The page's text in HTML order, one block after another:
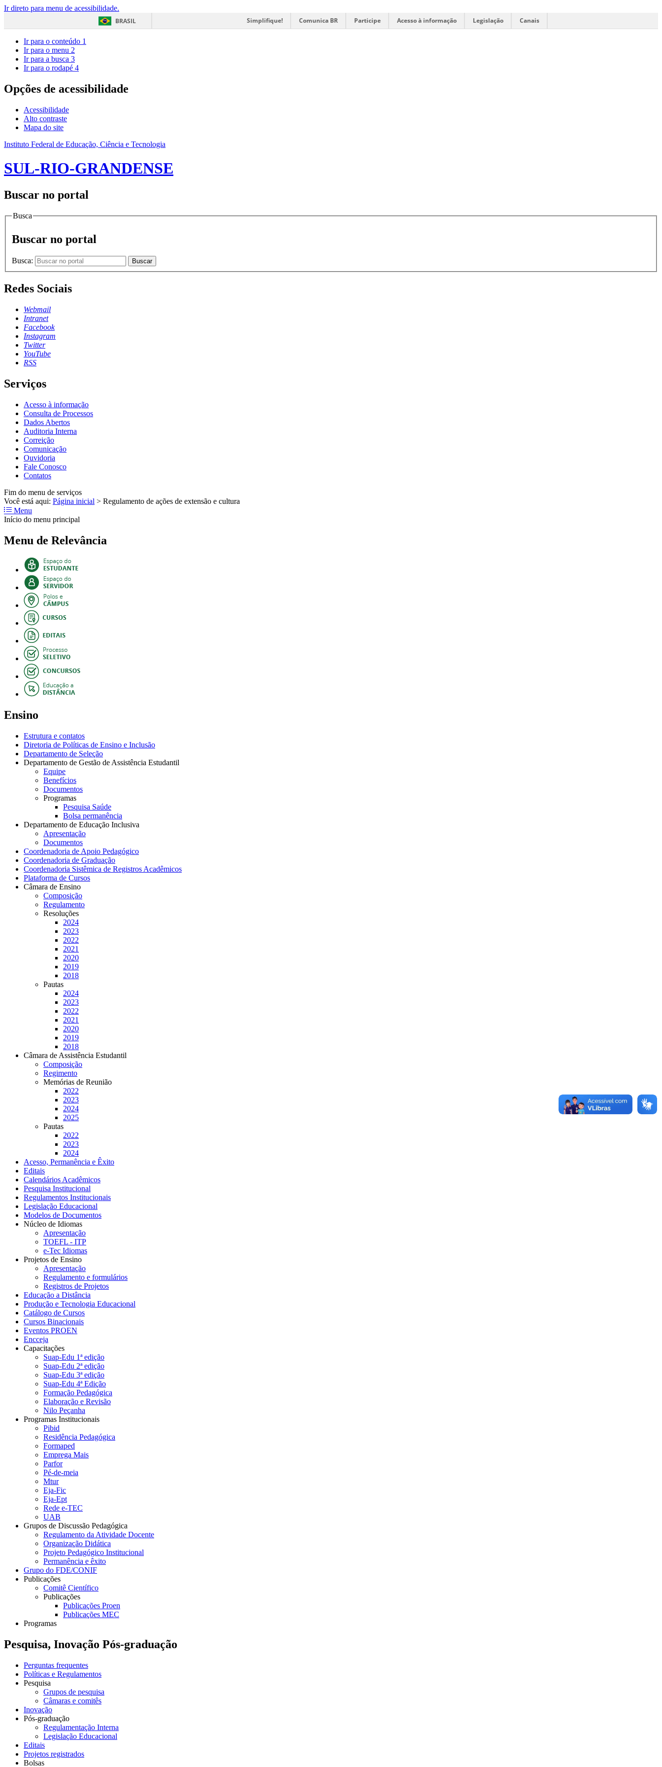
Ir direto para menu de acessibilidade.
BRASIL
Simplifique! Comunica BR Participe Acesso à informação Legislação Canais
Ir para o conteúdo 1
Ir para o menu 2
Ir para a busca 3
Ir para o rodapé 4
Opções de acessibilidade
Acessibilidade
Alto contraste
Mapa do site
Instituto Federal de Educação, Ciência e Tecnologia
SUL-RIO-GRANDENSE
Buscar no portal
Busca
Buscar no portal
Busca: Buscar
Redes Sociais
Webmail
Intranet
Facebook
Instagram
Twitter
YouTube
RSS
Serviços
Acesso à informação
Consulta de Processos
Dados Abertos
Auditoria Interna
Correição
Comunicação
Ouvidoria
Fale Conosco
Contatos
Fim do menu de serviços
Você está aqui: Página inicial > Regulamento de ações de extensão e cultura
Menu
Início do menu principal
Menu de Relevância
Ensino
Estrutura e contatos
Diretoria de Políticas de Ensino e Inclusão
Departamento de Seleção
Departamento de Gestão de Assistência Estudantil
Equipe
Benefícios
Documentos
Programas
Pesquisa Saúde
Bolsa permanência
Departamento de Educação Inclusiva
Apresentação
Documentos
Coordenadoria de Apoio Pedagógico
Coordenadoria de Graduação
Coordenadoria Sistêmica de Registros Acadêmicos
Plataforma de Cursos
Câmara de Ensino
Composição
Regulamento
Resoluções
2024
2023
2022
2021
2020
2019
2018
Pautas
2024
2023
2022
2021
2020
2019
2018
Câmara de Assistência Estudantil
Composição
Regimento
Memórias de Reunião
2022
2023
2024
2025
Pautas
2022
2023
2024
Acesso, Permanência e Êxito
Editais
Calendários Acadêmicos
Pesquisa Institucional
Regulamentos Institucionais
Legislação Educacional
Modelos de Documentos
Núcleo de Idiomas
Apresentação
TOEFL - ITP
e-Tec Idiomas
Projetos de Ensino
Apresentação
Regulamento e formulários
Registros de Projetos
Educação a Distância
Produção e Tecnologia Educacional
Catálogo de Cursos
Cursos Binacionais
Eventos PROEN
Encceja
Capacitações
Suap-Edu 1ª edição
Suap-Edu 2ª edição
Suap-Edu 3ª edição
Suap-Edu 4ª Edição
Formação Pedagógica
Elaboração e Revisão
Nilo Peçanha
Programas Institucionais
Pibid
Residência Pedagógica
Formaped
Emprega Mais
Parfor
Pé-de-meia
Mtur
Eja-Fic
Eja-Ept
Rede e-TEC
UAB
Grupos de Discussão Pedagógica
Regulamento da Atividade Docente
Organização Didática
Projeto Pedagógico Institucional
Permanência e êxito
Grupo do FDE/CONIF
Publicações
Comitê Científico
Publicações
Publicações Proen
Publicações MEC
Programas
Pesquisa, Inovação Pós-graduação
Perguntas frequentes
Políticas e Regulamentos
Pesquisa
Grupos de pesquisa
Câmaras e comitês
Inovação
Pós-graduação
Regulamentação Interna
Legislação Educacional
Editais
Projetos registrados
Bolsas